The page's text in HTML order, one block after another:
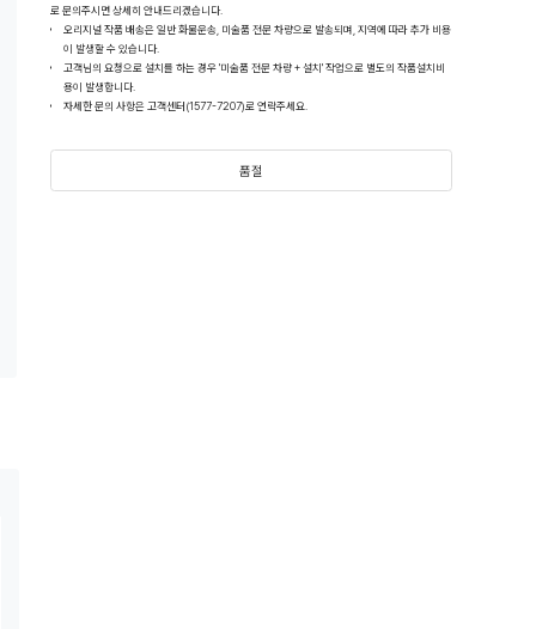
로 문의주시면 상세히 안내드리겠습니다.
오리지널 작품 배송은 일반 화물운송, 미술품 전문 차량으로 발송되며, 지역에 따라 추가 비용
이 발생할 수 있습니다.
고객님의 요청으로 설치를 하는 경우 '미술품 전문 차량 + 설치' 작업으로 별도의 작품설치비
용이 발생합니다.
자세한 문의 사항은 고객센터(1577-7207)로 연락주세요.
품절